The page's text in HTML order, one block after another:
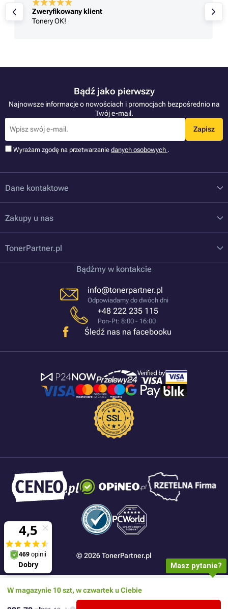
W magazynie 10 szt, w czwartek u Ciebie
Zweryfikowany klient
Tonery OK!
Bądź jako pierwszy
Najnowsze informacje o nowościach i promocjach bezpośrednio na
Twój e-mail.
Zapisz
Wyrażam zgodę na przetwarzanie danych osobowych .
Dane kontaktowe
Zakupy u nas
TonerPartner.pl
Bądźmy w kontakcie
info@tonerpartner.pl
Odpowiadamy do dwóch dni
+48 222 235 115
Pon-Pt: 8:00 - 16:00
Śledź nas na facebooku
© 2026 TonerPartner.pl
Masz pytanie?